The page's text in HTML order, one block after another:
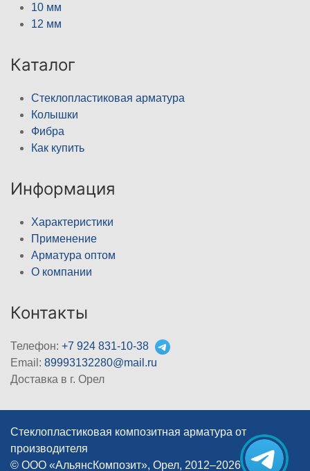
10 мм
12 мм
Каталог
Стеклопластиковая арматура
Колышки
Фибра
Как купить
Информация
Характеристики
Применение
Арматура оптом
О компании
Контакты
Телефон: +7 924 831-10-38
Email: 89993132280@mail.ru
Доставка в г. Орел
Стеклопластиковая композитная арматура от
производителя
© ООО «АльянсКомпозит», Орел, 2012–2026